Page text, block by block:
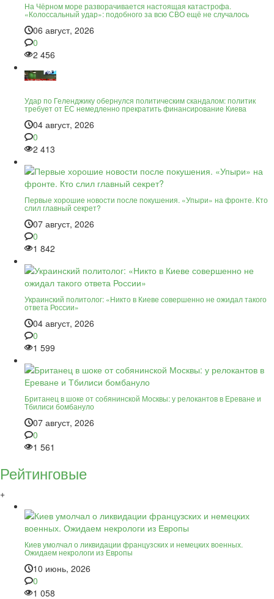
На Чёрном море разворачивается настоящая катастрофа.
«Колоссальный удар»: подобного за всю СВО ещё не случалось
06 август, 2026
0
2 456
Удар по Геленджику обернулся политическим скандалом: политик
требует от ЕС немедленно прекратить финансирование Киева
04 август, 2026
0
2 413
Первые хорошие новости после покушения. «Упыри» на фронте. Кто
слил главный секрет?
07 август, 2026
0
1 842
Украинский политолог: «Никто в Киеве совершенно не ожидал такого
ответа России»
04 август, 2026
0
1 599
Британец в шоке от собянинской Москвы: у релокантов в Ереване и
Тбилиси бомбануло
07 август, 2026
0
1 561
Рейтинговые
+
Киев умолчал о ликвидации французских и немецких военных.
Ожидаем некрологи из Европы
10 июнь, 2026
0
1 058